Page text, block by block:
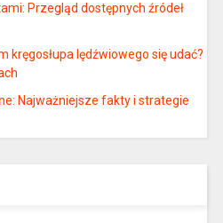
Przegląd dostępnych źródeł
kręgosłupa lędźwiowego się udać?
Najważniejsze fakty i strategie